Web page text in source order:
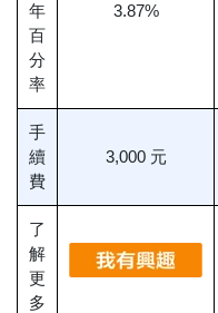
年
百
分
率
3.87%
手
續
費
3,000 元
了
解
更
多